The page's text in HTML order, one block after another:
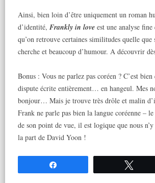
Ainsi, bien loin d’être uniquement un roman
d’identité, Frankly in loveest une analyse fine
qu’on retrouve certaines similitudes quelle
cherche et beaucoup d’humour. A découvrir
Bonus : Vous ne parlez pas coréen ? C’est
dispute écrite entièrement… en hangeul. Mes
bonjour… Mais je trouve très drôle et malin
Frank ne parle pas bien la langue coréenne –
de son point de vue, il est logique que nous
la part de David Yoon !